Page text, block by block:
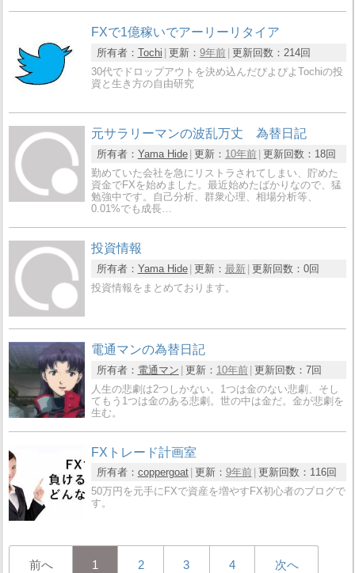
FXで1億稼いでアーリーリタイア
所有者： Tochi 更新： 9年前 更新回数： 214回
30代でドロップアウトを決め込んだぴよぴよTochiの投
資と生き方の自由研究
元サラリーマンの波乱万丈 為替日記
所有者： Yama Hide 更新： 10年前 更新回数： 18回
勤めていた会社を急にリストラされてしまい、貯めた
資金でFXを始めました。最近始めたばかりなので、猛
勉強中です。自己分析、群衆心理、相場分析等、
0.01%でも成長…
投資情報
所有者： Yama Hide 更新： 最新 更新回数： 0回
投資情報をまとめております。
電通マンの為替日記
所有者： 電通マン 更新： 10年前 更新回数： 7回
人生の悲劇は2つしかない。1つは金のない悲劇、そし
てもう1つは金のある悲劇。世の中は金だ。金が悲劇を
生む。
FXトレード計画室
所有者： coppergoat 更新： 9年前 更新回数： 116回
50万円を元手にFXで資産を増やすFX初心者のブログで
す。
前へ 1 2 3 4 次へ